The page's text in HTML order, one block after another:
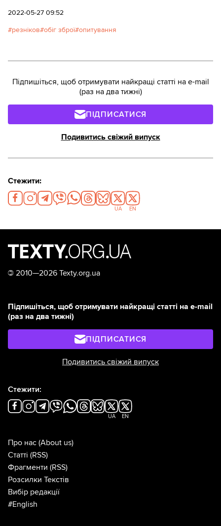
2022-05-27 09:52
резніков обіг зброї опитування
Підпишіться, щоб отримувати найкращі статті на e-mail
(раз на два тижні)
ПІДПИСАТИСЯ
Подивитись свіжий випуск
Стежити:
UA EN
© 2010—2026 Texty.org.ua
Підпишіться, щоб отримувати найкращі статті на e-mail
(раз на два тижні)
ПІДПИСАТИСЯ
Подивитись свіжий випуск
Стежити:
UA EN
Про нас (About us)
Статті (RSS)
Фрагменти (RSS)
Розсилки Текстів
Вибір редакції
#English